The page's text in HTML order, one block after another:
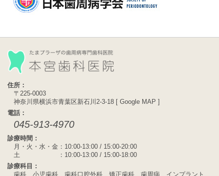
住所：
〒225-0003
神奈川県横浜市青葉区新石川2-3-18 [ Google MAP
電話：
045-913-4970
診療時間：
月・火・水・金：10:00-13:00 / 15:00-20:00
土 ：10:00-13:00 / 15:00-18:00
診療科目：
歯科、小児歯科、歯科口腔外科、矯正歯科、歯周病、インプラント、